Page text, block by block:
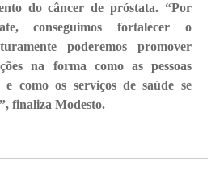
do câncer de próstata. “Por
conseguimos fortalecer o
poderemos promover
na forma como as pessoas
e como os serviços de saúde se
finaliza Modesto.